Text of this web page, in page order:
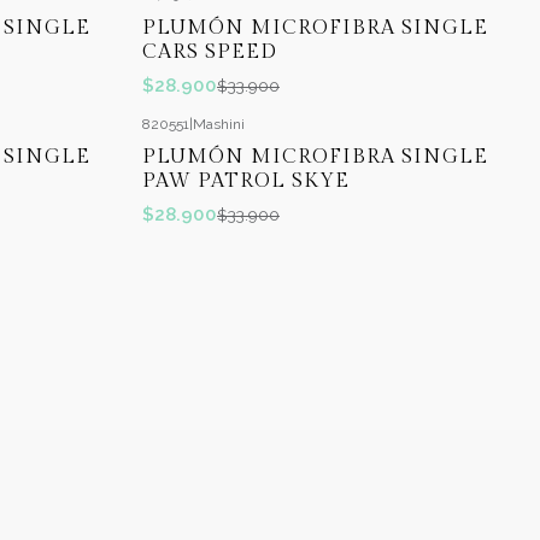
Agotado
PLUMÓN MICROFIBRA SINGLE
CARS SPEED
$28.900$33.900
OFF
820551|Mashini
PLUMÓN MICROFIBRA SINGLE
PAW PATROL SKYE
$28.900$33.900